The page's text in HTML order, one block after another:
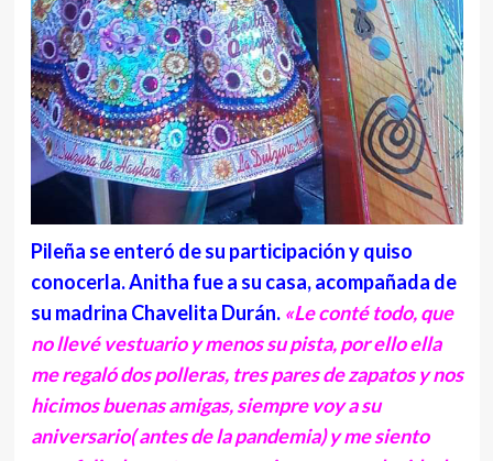
Pileña se enteró de su participación y quiso
conocerla. Anitha fue a su casa, acompañada de
su madrina Chavelita Durán. «Le conté todo, que
no llevé vestuario y menos su pista, por ello ella
me regaló dos polleras, tres pares de zapatos y nos
hicimos buenas amigas, siempre voy a su
aniversario( antes de la pandemia) y me siento